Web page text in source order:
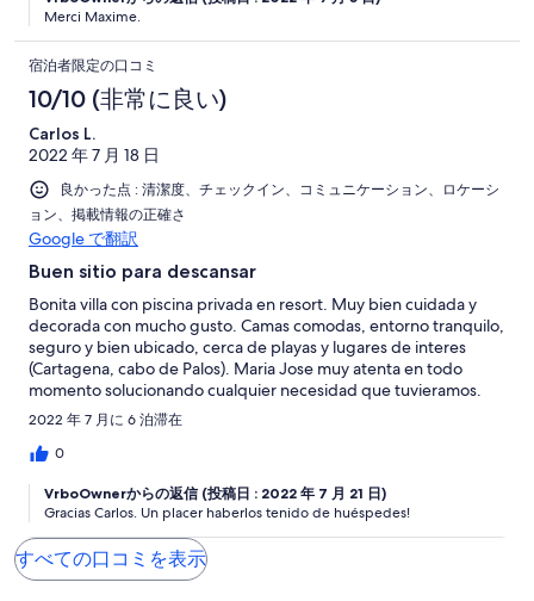
Merci Maxime.
宿泊者限定の口コミ
10/10 (非常に良い)
Carlos L.
2022 年 7 月 18 日
良かった点 : 清潔度、チェックイン、コミュニケーション、ロケーシ
ョン、掲載情報の正確さ
Google で翻訳
Buen sitio para descansar
Bonita villa con piscina privada en resort. Muy bien cuidada y
decorada con mucho gusto. Camas comodas, entorno tranquilo,
seguro y bien ubicado, cerca de playas y lugares de interes
(Cartagena, cabo de Palos). Maria Jose muy atenta en todo
momento solucionando cualquier necesidad que tuvieramos.
2022 年 7 月に 6 泊滞在
0
VrboOwnerからの返信 (投稿日 : 2022 年 7 月 21 日)
Gracias Carlos. Un placer haberlos tenido de huéspedes!
すべての口コミを表示